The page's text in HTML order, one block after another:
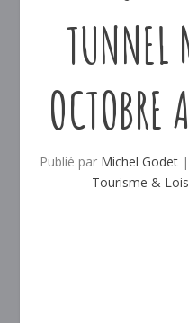
TUNNEL
Publié par Michel Godet |
Tourisme &